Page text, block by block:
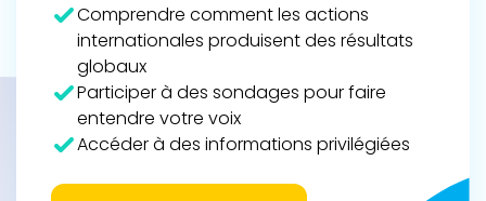
Comprendre comment les actions
internationales produisent des résultats
globaux
Participer à des sondages pour faire
entendre votre voix
Accéder à des informations privilégiées